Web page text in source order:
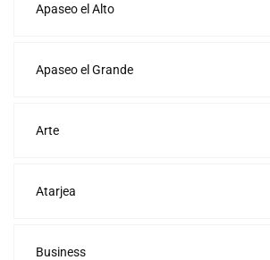
Apaseo el Alto
Apaseo el Grande
Arte
Atarjea
Business